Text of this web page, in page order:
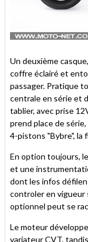
Un deuxième
coffre éclairé et
passager. Pratique
centrale en série et
tablier, avec prise
prend place de
4-pistons "Bybre", la
En option toujours,
et une
dont les infos
controler en vigueur
optionnel peut se
Le moteur
variateur CVT,